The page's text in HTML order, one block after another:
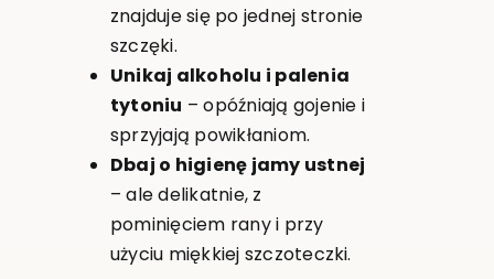
znajduje się po jednej stronie
szczęki.
Unikaj alkoholu i palenia
tytoniu – opóźniają gojenie i
sprzyjają powikłaniom.
Dbaj o higienę jamy ustnej
– ale delikatnie, z
pominięciem rany i przy
użyciu miękkiej szczoteczki.